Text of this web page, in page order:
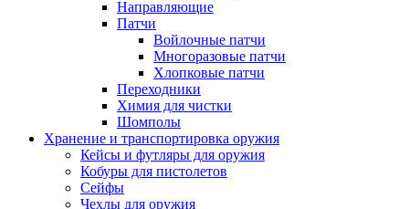
Направляющие
Патчи
Войлочные патчи
Многоразовые патчи
Хлопковые патчи
Переходники
Химия для чистки
Шомполы
Хранение и транспортировка оружия
Кейсы и футляры для оружия
Кобуры для пистолетов
Сейфы
Чехлы для оружия